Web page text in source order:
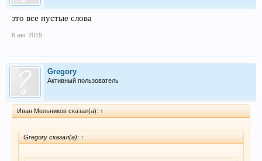
это все пустые слова
6 авг 2015
Gregory
Активный пользователь
Иван Мельников сказал(а): ↑
Gregory сказал(а): ↑